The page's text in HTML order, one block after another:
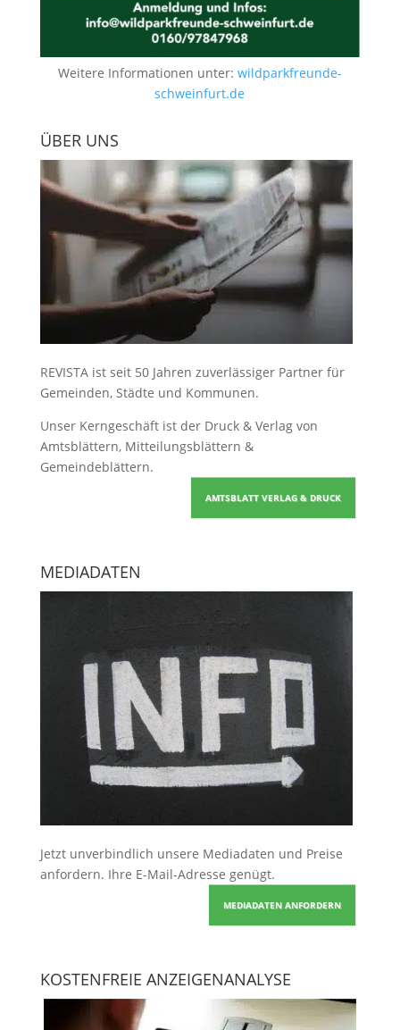
Weitere Informationen unter: wildparkfreunde-
schweinfurt.de
ÜBER UNS
REVISTA ist seit 50 Jahren zuverlässiger Partner für
Gemeinden, Städte und Kommunen.
Unser Kerngeschäft ist der Druck & Verlag von
Amtsblättern, Mitteilungsblättern &
Gemeindeblättern.
AMTSBLATT VERLAG & DRUCK
MEDIADATEN
Jetzt unverbindlich unsere Mediadaten und Preise
anfordern. Ihre E-Mail-Adresse genügt.
MEDIADATEN ANFORDERN
KOSTENFREIE ANZEIGENANALYSE